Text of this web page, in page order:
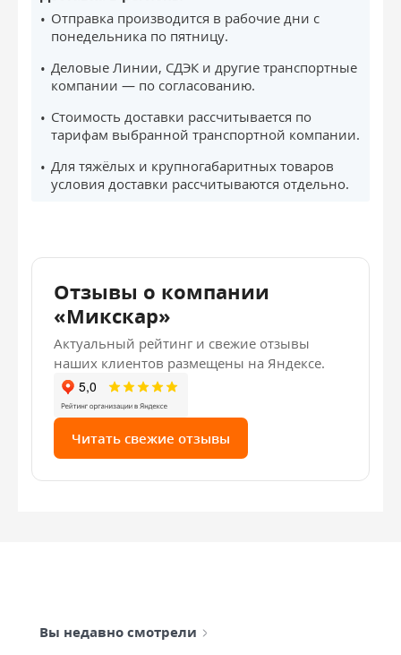
Отправка производится в рабочие дни с
понедельника по пятницу.
Деловые Линии, СДЭК и другие транспортные
компании — по согласованию.
Стоимость доставки рассчитывается по
тарифам выбранной транспортной компании.
Для тяжёлых и крупногабаритных товаров
условия доставки рассчитываются отдельно.
Отзывы о компании
«Микскар»
Актуальный рейтинг и свежие отзывы
наших клиентов размещены на Яндексе.
Читать свежие отзывы
Вы недавно смотрели